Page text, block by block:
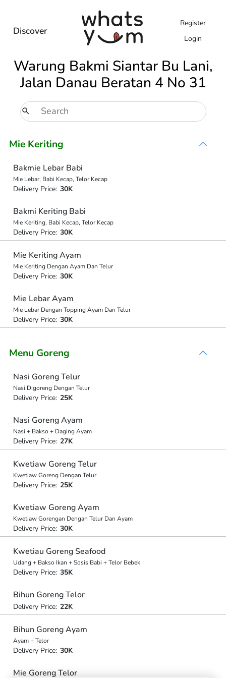
Discover
Register
Login
Warung Bakmi Siantar Bu Lani,
Jalan Danau Beratan 4 No 31
Mie Keriting
Bakmie Lebar Babi
Mie Lebar, Babi Kecap, Telor Kecap
Delivery Price: 30K
Bakmi Keriting Babi
Mie Keriting, Babi Kecap, Telor Kecap
Delivery Price: 30K
Mie Keriting Ayam
Mie Keriting Dengan Ayam Dan Telur
Delivery Price: 30K
Mie Lebar Ayam
Mie Lebar Dengan Topping Ayam Dan Telur
Delivery Price: 30K
Menu Goreng
Nasi Goreng Telur
Nasi Digoreng Dengan Telur
Delivery Price: 25K
Nasi Goreng Ayam
Nasi + Bakso + Daging Ayam
Delivery Price: 27K
Kwetiaw Goreng Telur
Kwetiaw Goreng Dengan Telur
Delivery Price: 25K
Kwetiaw Goreng Ayam
Kwetiaw Gorengan Dengan Telur Dan Ayam
Delivery Price: 30K
Kwetiau Goreng Seafood
Udang + Bakso Ikan + Sosis Babi + Telor Bebek
Delivery Price: 35K
Bihun Goreng Telor
Delivery Price: 22K
Bihun Goreng Ayam
Ayam + Telor
Delivery Price: 30K
Mie Goreng Telor